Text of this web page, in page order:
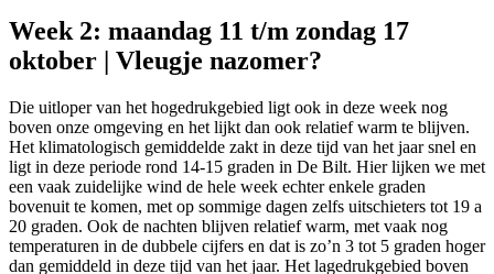
Week 2: maandag 11 t/m zondag 17
oktober | Vleugje nazomer?
Die uitloper van het hogedrukgebied ligt ook in deze week nog
boven onze omgeving en het lijkt dan ook relatief warm te blijven.
Het klimatologisch gemiddelde zakt in deze tijd van het jaar snel en
ligt in deze periode rond 14-15 graden in De Bilt. Hier lijken we met
een vaak zuidelijke wind de hele week echter enkele graden
bovenuit te komen, met op sommige dagen zelfs uitschieters tot 19 a
20 graden. Ook de nachten blijven relatief warm, met vaak nog
temperaturen in de dubbele cijfers en dat is zo’n 3 tot 5 graden hoger
dan gemiddeld in deze tijd van het jaar. Het lagedrukgebied boven